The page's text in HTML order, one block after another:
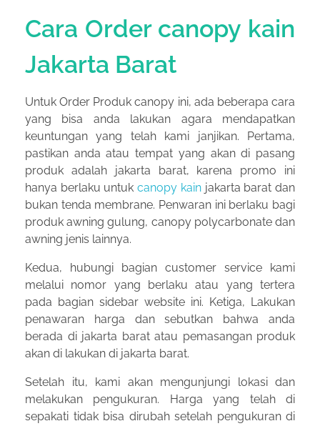
Cara Order canopy kain
Jakarta Barat
Untuk Order Produk canopy ini, ada beberapa cara
yang bisa anda lakukan agara mendapatkan
keuntungan yang telah kami janjikan. Pertama,
pastikan anda atau tempat yang akan di pasang
produk adalah jakarta barat, karena promo ini
hanya berlaku untukcanopy kainjakarta barat dan
bukan tenda membrane. Penwaran ini berlaku bagi
produk awning gulung, canopy polycarbonate dan
awning jenis lainnya.
Kedua, hubungi bagian customer service kami
melalui nomor yang berlaku atau yang tertera
pada bagian sidebar website ini. Ketiga, Lakukan
penawaran harga dan sebutkan bahwa anda
berada di jakarta barat atau pemasangan produk
akan di lakukan di jakarta barat.
Setelah itu, kami akan mengunjungi lokasi dan
melakukan pengukuran. Harga yang telah di
sepakati tidak bisa dirubah setelah pengukuran di